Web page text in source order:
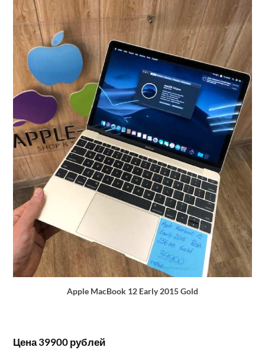
Apple MacBook 12 Early 2015 Gold
Цена 39900 рублей